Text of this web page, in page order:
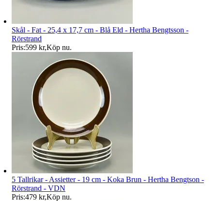
Skål - Fat - 25,4 x 17,7 cm - Blå Eld - Hertha Bengtsson -
Rörstrand
Pris:599 kr,Köp nu.
5 Tallrikar - Assietter - 19 cm - Koka Brun - Hertha Bengtson -
Rörstrand - VDN
Pris:479 kr,Köp nu.